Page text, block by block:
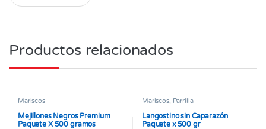
Productos relacionados
Mariscos
Mejillones Negros Premium
Paquete X 500 gramos
Mariscos, Parrilla
Langostino sin Caparazón
Paquete x 500 gr